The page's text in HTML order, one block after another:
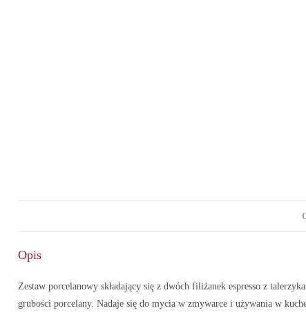
Opis
Zestaw porcelanowy składający się z dwóch filiżanek espresso z
grubości porcelany. Nadaje się do mycia w zmywarce i używania w